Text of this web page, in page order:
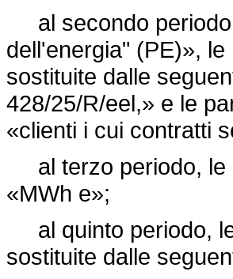
al secondo
dell'energia" (PE)»,
sostituite dalle
428/25/R/eel,» e le
«clienti i cui contratti
al terzo periodo, le
«MWh e»;
al quinto periodo,
sostituite dalle